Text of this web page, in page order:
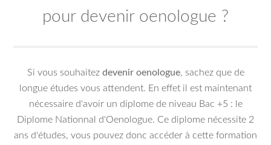
pour devenir oenologue ?
Si vous souhaitez devenir oenologue, sachez que de
longue études vous attendent. En effet il est maintenant
nécessaire d'avoir un diplome de niveau Bac +5 : le
Diplome Nationnal d'Oenologue. Ce diplome nécessite 2
ans d'études, vous pouvez donc accéder à cette formation